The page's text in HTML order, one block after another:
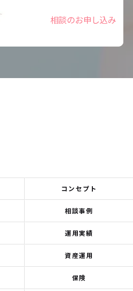
相談のお申し込み
コンセプト
相談事例
運用実績
資産運用
保険